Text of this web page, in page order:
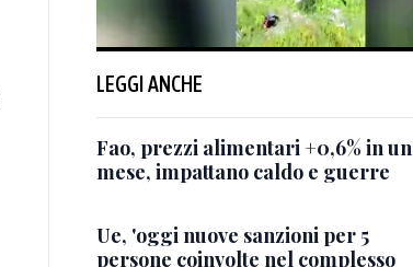
LEGGI ANCHE
Fao, prezzi alimentari +0,6% in un
mese, impattano caldo e guerre
Ue, 'oggi nuove sanzioni per 5
persone coinvolte nel complesso